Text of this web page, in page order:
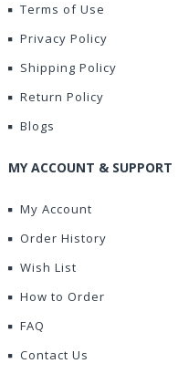
Terms of Use
Privacy Policy
Shipping Policy
Return Policy
Blogs
MY ACCOUNT & SUPPORT
My Account
Order History
Wish List
How to Order
FAQ
Contact Us